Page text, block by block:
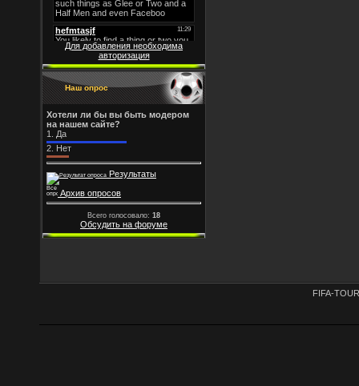
Для добавления необходима
авторизация
Наш опрос
Хотели ли бы вы быть модером
на нашем сайте?
1. Да
2. Нет
Результаты
Архив опросов
Всего голосовало: 18
Обсудить на форуме
FIFA-